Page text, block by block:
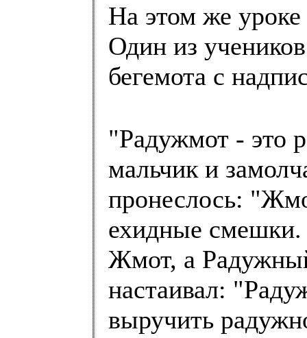
На этом же
Один из
бегемота с
"Радужмот - это
мальчик и
пронеслось:
ехидные
Жмот, а
настаивал:
выручить